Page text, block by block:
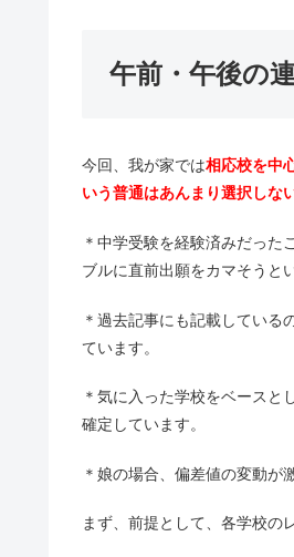
午前・午後の
今回、我が家では相応校を中
いう普通はあんまり選択しな
＊中学受験を経験済みだった
ブルに直前出願をカマそうと
＊過去記事にも記載している
ています。
＊気に入った学校をベースと
確定しています。
＊娘の場合、偏差値の変動が
まず、前提として、各学校の